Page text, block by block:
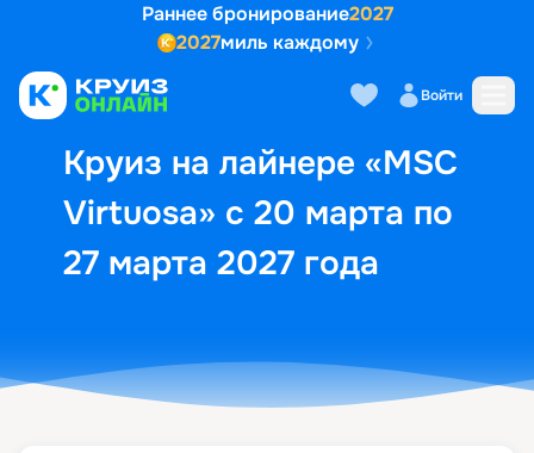
Раннее бронирование2027
2027миль каждому
Войти
Круиз на лайнере «MSC
Virtuosa» с 20 марта по
27 марта 2027 года
Выбор кают Маршрут и